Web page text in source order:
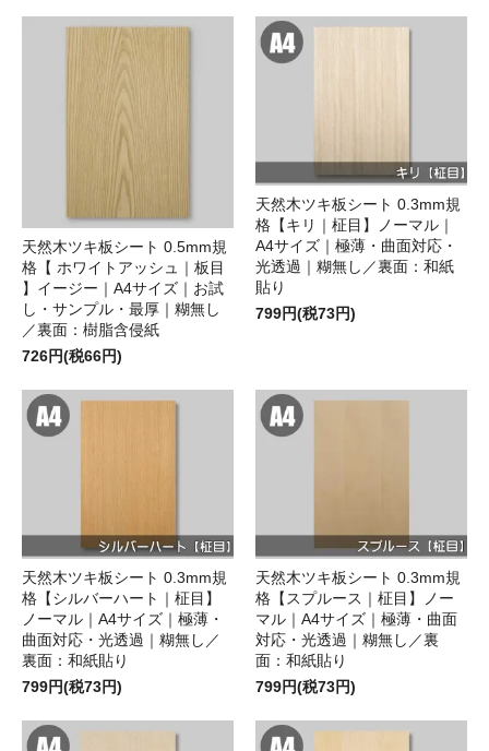
天然木ツキ板シート 0.5mm規
格【 ホワイトアッシュ｜板目
】イージー｜A4サイズ｜お試
し・サンプル・最厚｜糊無し
／裏面：樹脂含侵紙
726円(税66円)
天然木ツキ板シート 0.3mm規
格【キリ｜柾目】ノーマル｜
A4サイズ｜極薄・曲面対応・
光透過｜糊無し／裏面：和紙
貼り
799円(税73円)
天然木ツキ板シート 0.3mm規
格【シルバーハート｜柾目】
ノーマル｜A4サイズ｜極薄・
曲面対応・光透過｜糊無し／
裏面：和紙貼り
799円(税73円)
天然木ツキ板シート 0.3mm規
格【スプルース｜柾目】ノー
マル｜A4サイズ｜極薄・曲面
対応・光透過｜糊無し／裏
面：和紙貼り
799円(税73円)